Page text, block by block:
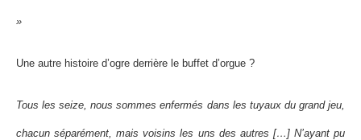
»
Une autre histoire d’ogre derrière le buffet d’orgue ?
Tous les seize, nous sommes enfermés dans les tuyaux du grand jeu,
chacun séparément, mais voisins les uns des autres […] N’ayant pu